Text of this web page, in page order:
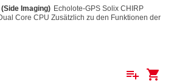
Imaging) Echolote-GPS Solix CHIRP
Core CPU Zusätzlich zu den Funktionen der
des…
playlist_add shopping_cart